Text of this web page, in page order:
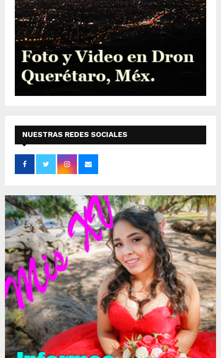
NUESTRAS REDES SOCIALES